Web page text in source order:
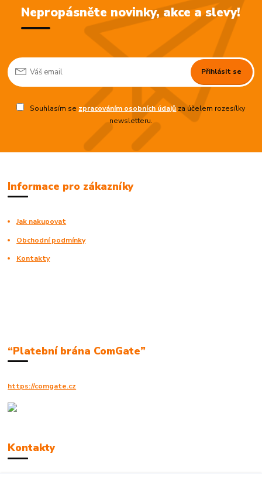
Nepropásněte novinky, akce a slevy!
Přihlásit se
Souhlasím se zpracováním osobních údajůza účelem rozesílky
newsletteru.
Informace pro zákazníky
Jak nakupovat
Obchodní podmínky
Kontakty
“Platební brána ComGate”
https://comgate.cz
Kontakty